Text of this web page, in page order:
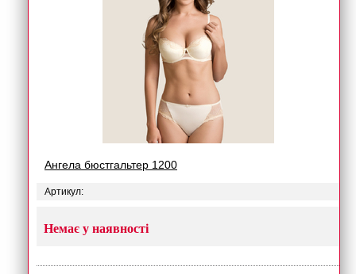
Ангела бюстгальтер 1200
Артикул:
Немає у наявності